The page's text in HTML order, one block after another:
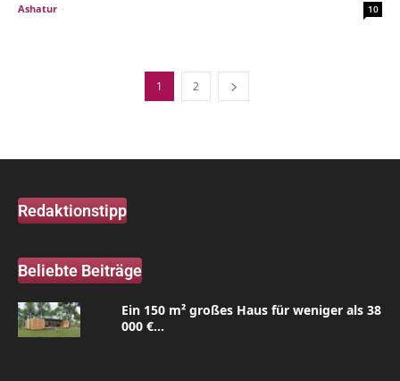
Ashatur - 10
1 2
Redaktionstipp
Beliebte Beiträge
Ein 150 m² großes Haus für weniger als 38
000 €...